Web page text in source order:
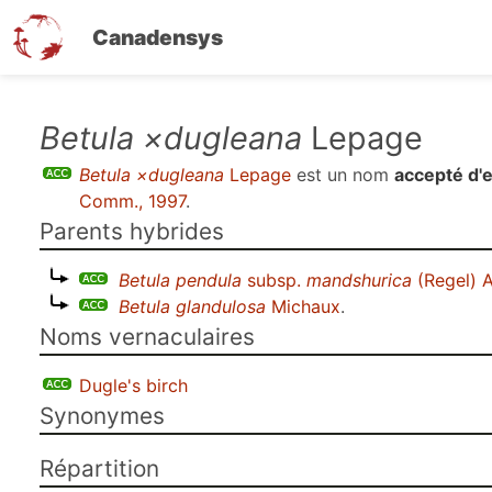
Canadensys
contenu
Betula ×dugleana Lepage
Betula ×dugleana Lepage est un nom accepté
Comm., 1997.
Parents hybrides
Betula pendula subsp. mandshurica (Regel)
Betula glandulosa Michaux.
Noms vernaculaires
Dugle's birch
Synonymes
Répartition